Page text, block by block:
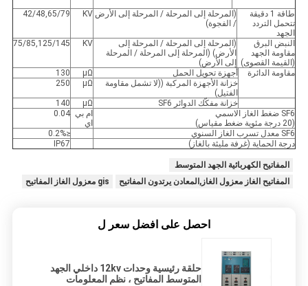
طاقة 1 دقيقة
تتحمل التردد
الجهد
(المرحلة إلى المرحلة / المرحلة إلى الأرض
/ الفجوة)
KV
42/48,65/79
النبض البرق
مقاومة الجهد
(القيمة القصوى)
(المرحلة إلى المرحلة / المرحلة إلى
الأرض) (المرحلة إلى المرحلة / المرحلة
إلى الأرض)
KV
75/85,125/145
مقاومة الدائرة أجهزة تحويل الحمل μΩ
130
خزانة الأجهزة المركبة ((لا تشمل مقاومة
الفتيل)
μΩ
250
خزانة مفكّك الدوائر SF6 μΩ
140
SF6 ضغط الغاز الاسمي
(20 درجة مئوية ضغط مقياس)
ام بي
اي
0.04
SF6 معدل تسرب الغاز السنوي
≤0.2%
درجة الحماية (غرفة مليئة بالغاز)
IP67
المفاتيح الكهربائية الجهد المتوسط ​​
المفاتيح الغاز معزول الغاز,المعادن يرتدون المفاتيح
gis معزول الغاز المفاتيح
احصل على افضل سعر ل
حلقة رئيسية وحدات 12kv داخلي الجهد
المتوسط ​​المفاتيح ، نظم المعلومات